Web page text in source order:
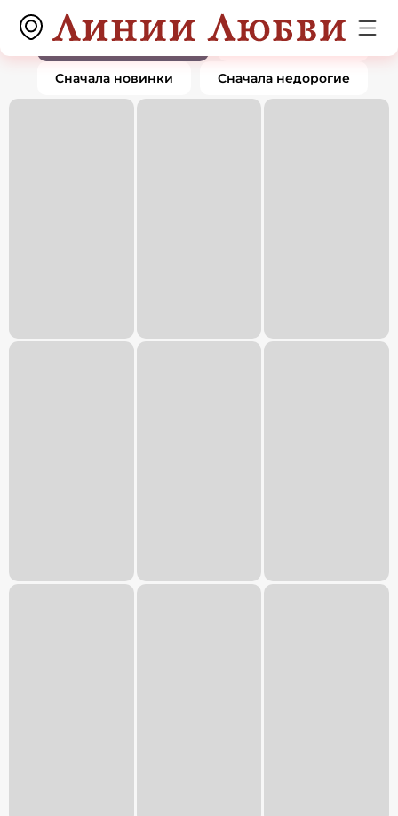
Кольца 0 товаров
По популярности
Сначала дорогие
Сначала новинки Сначала недорогие